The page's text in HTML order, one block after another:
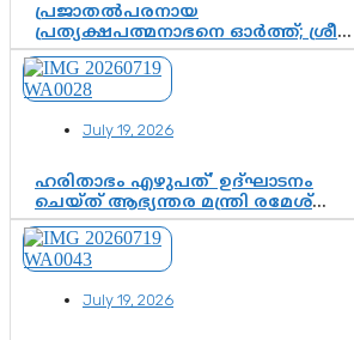
പ്രജാതൽപരനായ
പ്രത്യക്ഷപത്മനാഭനെ ഓർത്ത്; ശ്രീ
ചിത്തിര തിരുനാൾ മഹാരാജാവിന്റെ
35-ാം നാടുനീങ്ങൽ ദിനം ഇന്ന്
July 19, 2026
ഹരിതാഭം എഴുപത്’ ഉദ്ഘാടനം
ചെയ്ത് ആഭ്യന്തര മന്ത്രി രമേശ്
ചെന്നിത്തല; ആർ. ഹരികുമാറിന്റെ
സപ്തതി ആഘോഷങ്ങൾക്ക്
പ്രൗഢമായ തുടക്കം
July 19, 2026